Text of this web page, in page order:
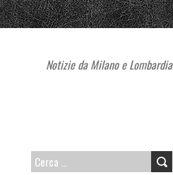
Notizie da Milano e Lombardia
RICERCA